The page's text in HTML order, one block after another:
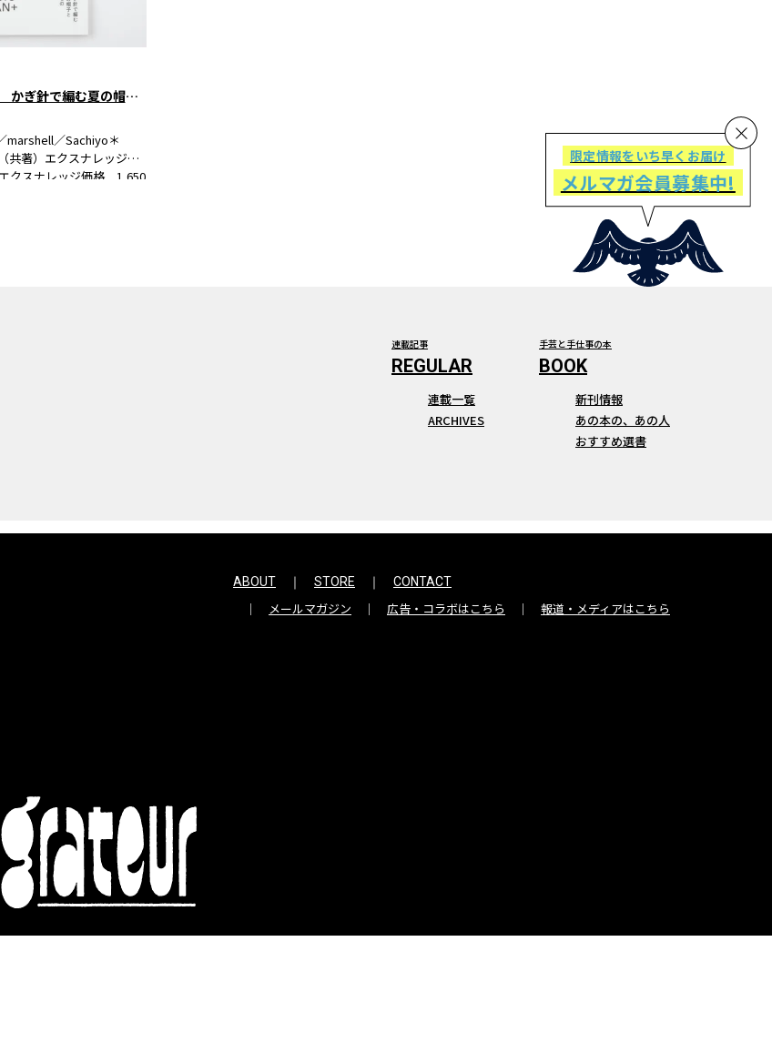
BASIC PLAN＋ かぎ針で編む夏の帽子とこもの
／Sachiyo＊
共著）エクスナレッジ
クスナレッジ価格 1,650
限定情報をいち早くお届け
メルマガ会員募集中!
連載記事
連載一覧
ARCHIVES
手芸と手仕事の本
新刊情報
あの本の、あの人
おすすめ選書
ABOUT STORE CONTACT
メールマガジン 広告・コラボはこちら 報道・メディアはこちら